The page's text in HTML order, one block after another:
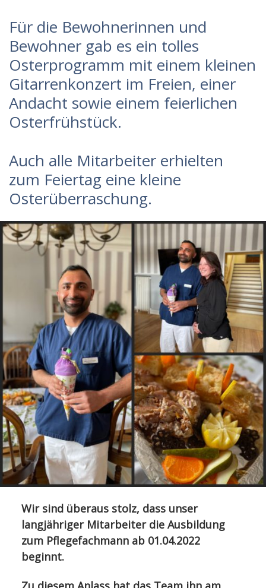
Für die Bewohnerinnen und
Bewohner gab es ein tolles
Osterprogramm mit einem kleinen
Gitarrenkonzert im Freien, einer
Andacht sowie einem feierlichen
Osterfrühstück.
Auch alle Mitarbeiter erhielten
zum Feiertag eine kleine
Osterüberraschung.
Wir sind überaus stolz, dass unser
langjähriger Mitarbeiter die Ausbildung
zum Pflegefachmann ab 01.04.2022
beginnt.